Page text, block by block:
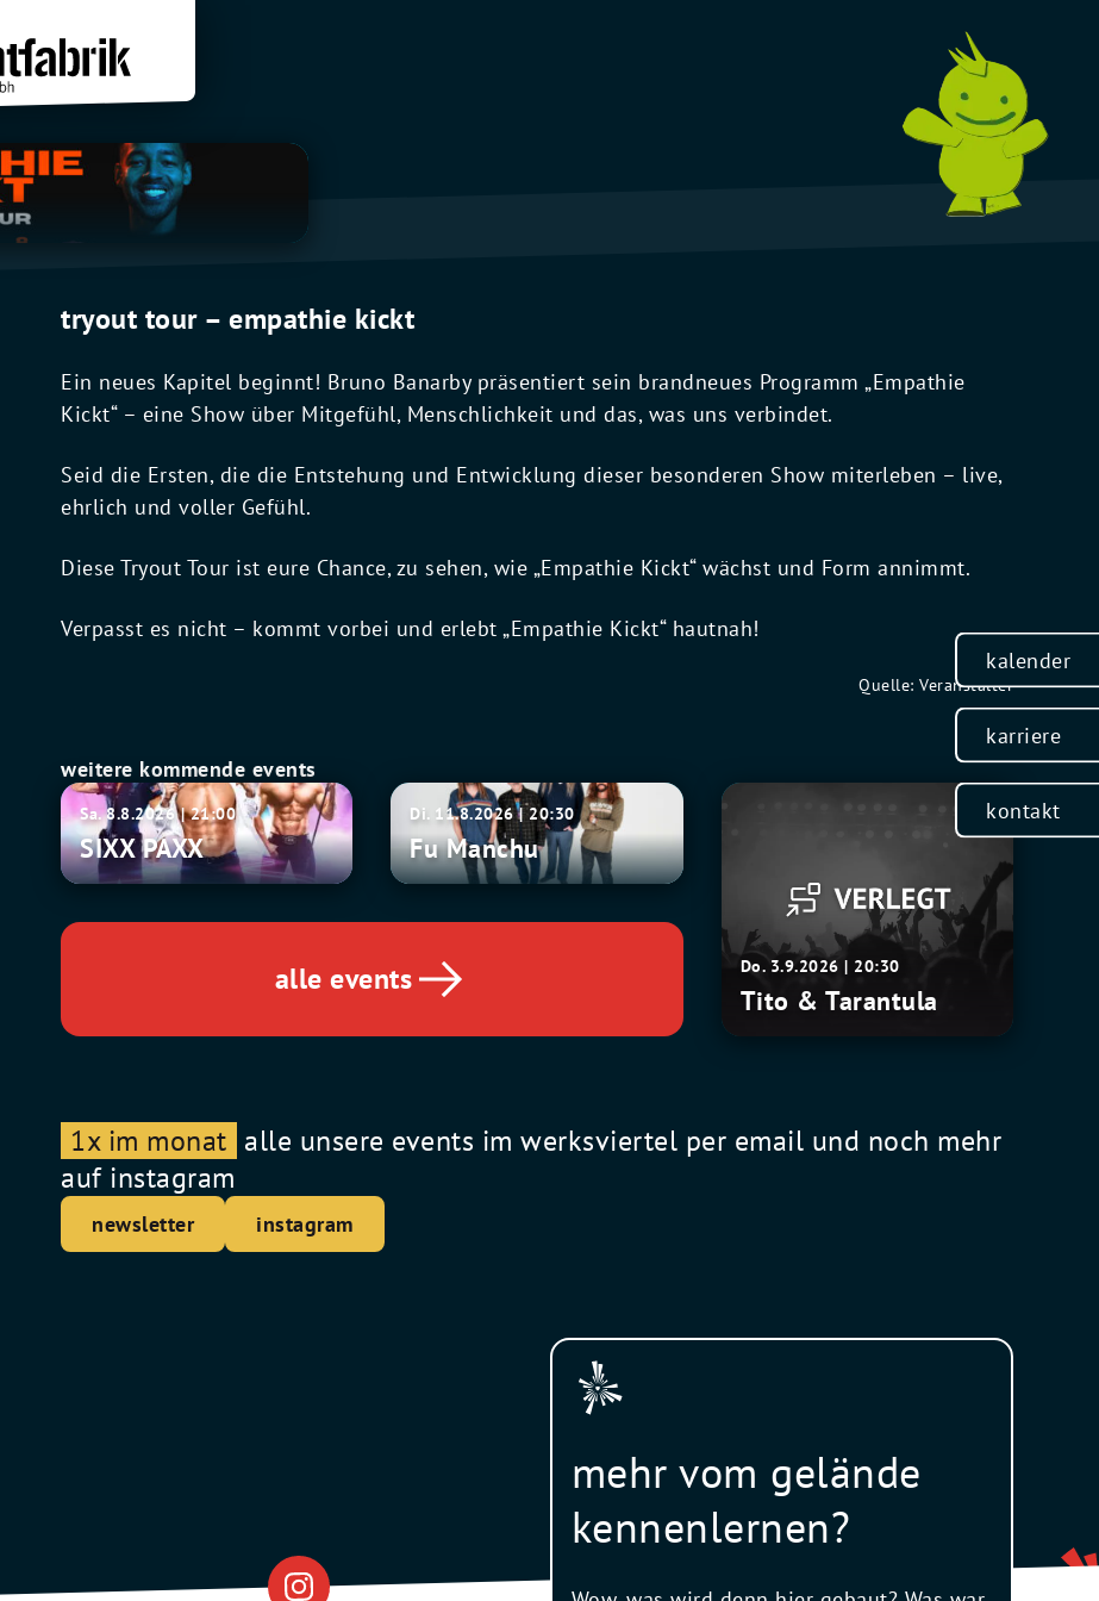
kalender
karriere
kontakt
tryout tour – empathie kickt
Ein neues Kapitel beginnt! Bruno Banarby präsentiert sein brandneues Programm „Empathie
Kickt“ – eine Show über Mitgefühl, Menschlichkeit und das, was uns verbindet.
Seid die Ersten, die die Entstehung und Entwicklung dieser besonderen Show miterleben – live,
ehrlich und voller Gefühl.
Diese Tryout Tour ist eure Chance, zu sehen, wie „Empathie Kickt“ wächst und Form annimmt.
Verpasst es nicht – kommt vorbei und erlebt „Empathie Kickt“ hautnah!
Quelle: Veranstalter
weitere kommende events
SIXX
PAXX
Sa. 8.8.2026 | 21:00
SIXX PAXX
Fu
Manchu
Di. 11.8.2026 | 20:30
Fu Manchu
Tito
Do. 3.9.2026 | 20:30
Tito & Tarantula
alle events
1x im monat alle unsere events im werksviertel per email und noch mehr
auf instagram
newsletter instagram
mehr vom gelände
kennenlernen?